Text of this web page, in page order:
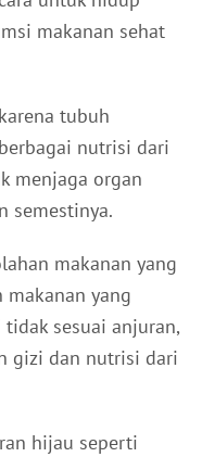
makanan sehat
tubuh
nutrisi dari
menjaga organ
semestinya.
makanan yang
makanan yang
sesuai anjuran,
gizi dan nutrisi dari
hijau seperti